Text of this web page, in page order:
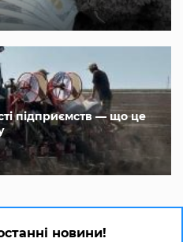
підприємств — що це
новини!